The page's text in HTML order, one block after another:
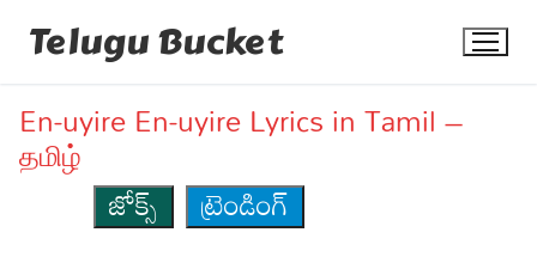
Telugu Bucket
En-uyire En-uyire Lyrics in Tamil –
தமிழ்
జోక్స్
ట్రెండింగ్